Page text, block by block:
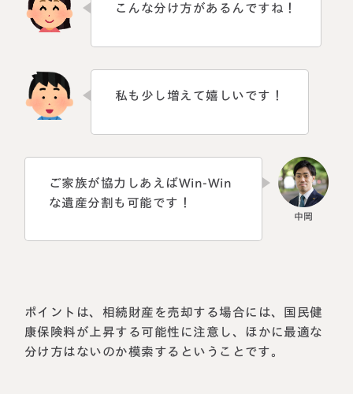
こんな分け方があるんですね！
私も少し増えて嬉しいです！
ご家族が協力しあえばWin-Win
な遺産分割も可能です！
ポイントは、相続財産を売却する場合には、国民健
康保険料が上昇する可能性に注意し、ほかに最適な
分け方はないのか模索するということです。